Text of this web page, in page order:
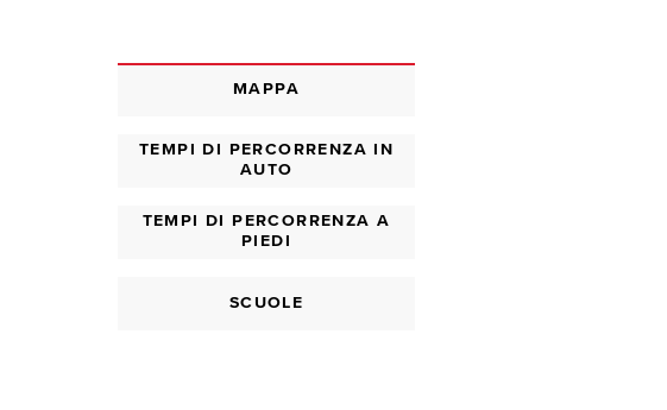
MAPPA
TEMPI DI PERCORRENZA IN
AUTO
TEMPI DI PERCORRENZA A
PIEDI
SCUOLE